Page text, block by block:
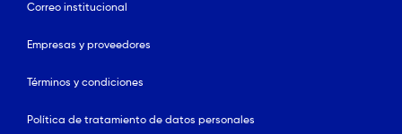
Correo institucional
Empresas y proveedores
Términos y condiciones
Política de tratamiento de datos personales